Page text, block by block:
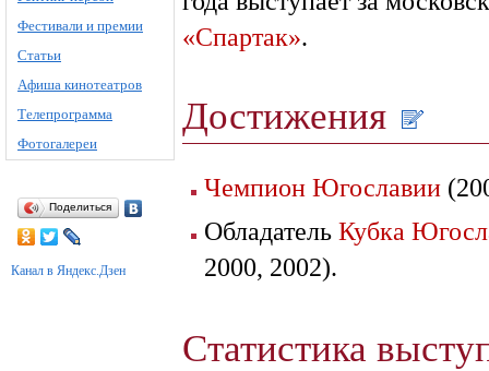
Фестивали и премии
Статьи
Афиша кинотеатров
Телепрограмма
Фотогалереи
Поделиться
Канал в Яндекс.Дзен
«Спартак».
Достижения
Чемпион Югославии
Обладатель Кубка
2000, 2002).
Статистика